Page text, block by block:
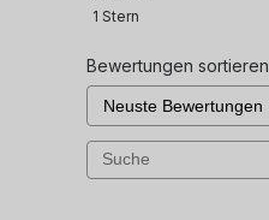
1 Stern
Bewertungen sortieren